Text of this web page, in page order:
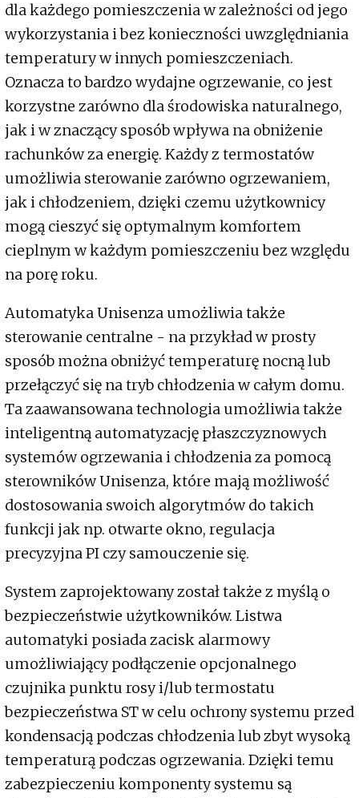
dla każdego pomieszczenia w zależności od jego
wykorzystania i bez konieczności uwzględniania
temperatury w innych pomieszczeniach.
Oznacza to bardzo wydajne ogrzewanie, co jest
korzystne zarówno dla środowiska naturalnego,
jak i w znaczący sposób wpływa na obniżenie
rachunków za energię. Każdy z termostatów
umożliwia sterowanie zarówno ogrzewaniem,
jak i chłodzeniem, dzięki czemu użytkownicy
mogą cieszyć się optymalnym komfortem
cieplnym w każdym pomieszczeniu bez względu
na porę roku.
Automatyka Unisenza umożliwia także
sterowanie centralne - na przykład w prosty
sposób można obniżyć temperaturę nocną lub
przełączyć się na tryb chłodzenia w całym domu.
Ta zaawansowana technologia umożliwia także
inteligentną automatyzację płaszczyznowych
systemów ogrzewania i chłodzenia za pomocą
sterowników Unisenza, które mają możliwość
dostosowania swoich algorytmów do takich
funkcji jak np. otwarte okno, regulacja
precyzyjna PI czy samouczenie się.
System zaprojektowany został także z myślą o
bezpieczeństwie użytkowników. Listwa
automatyki posiada zacisk alarmowy
umożliwiający podłączenie opcjonalnego
czujnika punktu rosy i/lub termostatu
bezpieczeństwa ST w celu ochrony systemu przed
kondensacją podczas chłodzenia lub zbyt wysoką
temperaturą podczas ogrzewania. Dzięki temu
zabezpieczeniu komponenty systemu są